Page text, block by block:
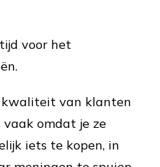
voor het
kwaliteit van klanten
vaak omdat je ze
iets te kopen, in